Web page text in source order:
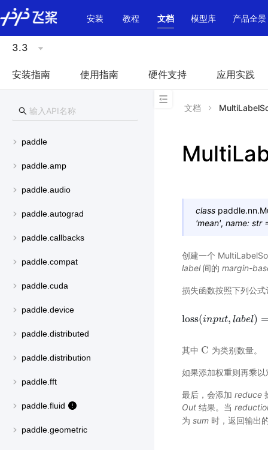
\u200E
安装
教程 文档 模型库 产品全景
3.3
安装指南 使用指南 硬件支持 应用实践
paddle
paddle.amp
paddle.audio
paddle.autograd
paddle.callbacks
paddle.compat
paddle.cuda
paddle.device
paddle.distributed
paddle.distribution
paddle.fft
paddle.fluid
paddle.geometric
文档
class paddle.nn.
'mean', name: str
创建一个
label间的 margin-
损失函数按照下列公式
loss(input, label)
loss(inpu ,l
其中 C
C 为类别数量。
如果添加权重则再乘
最后，会添加 reduce
Out 结果。当
为 sum 时，返回输出